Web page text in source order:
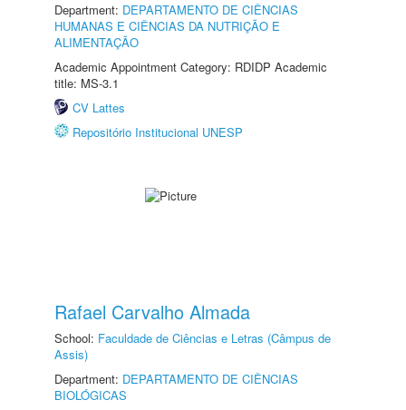
Department: DEPARTAMENTO DE CIÊNCIAS
HUMANAS E CIÊNCIAS DA NUTRIÇÃO E
ALIMENTAÇÃO
Academic Appointment Category: RDIDP Academic
title: MS-3.1
CV Lattes
Repositório Institucional UNESP
Rafael Carvalho Almada
School: Faculdade de Ciências e Letras (Câmpus de
Assis)
Department: DEPARTAMENTO DE CIÊNCIAS
BIOLÓGICAS